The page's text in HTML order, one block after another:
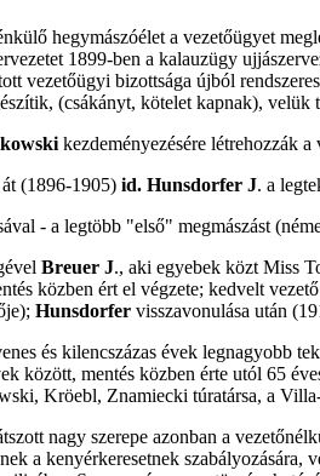
hegymászóélet a vezetőügyet
1899-ben a kalauzügy
vezetőügyi bizottsága újból
(csákányt, kötelet kapnak),
kezdeményezésére létrehozzák
(1896-1905) id. Hunsdorfer J. a
- a legtöbb "első" megmászást
Breuer J., aki egyebek közt Miss
közben ért el végzete; kedvelt
Hunsdorfer visszavonulása után
és kilencszázas évek legnagyobb
között, mentés közben érte utól 65
Kröebl, Znamiecki túratársa, a
nagy szerepe azonban a
a kenyérkeresetnek